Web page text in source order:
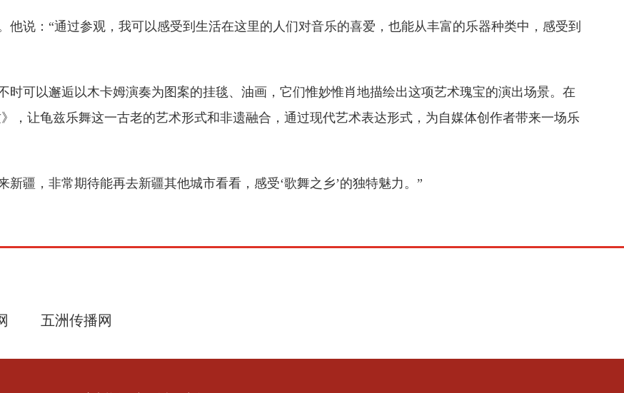
他说：“通过参观，我可以感受到生活在这里的人们对音乐的喜爱，也能从丰富的乐器种类中，感受到
时可以邂逅以木卡姆演奏为图案的挂毯、油画，它们惟妙惟肖地描绘出这项艺术瑰宝的演出场景。在
，让龟兹乐舞这一古老的艺术形式和非遗融合，通过现代艺术表达形式，为自媒体创作者带来一场乐
新疆，非常期待能再去新疆其他城市看看，感受‘歌舞之乡’的独特魅力。”
五洲传播网